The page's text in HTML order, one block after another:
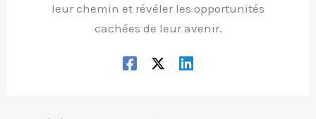
leur chemin et révéler les opportunités
cachées de leur avenir.